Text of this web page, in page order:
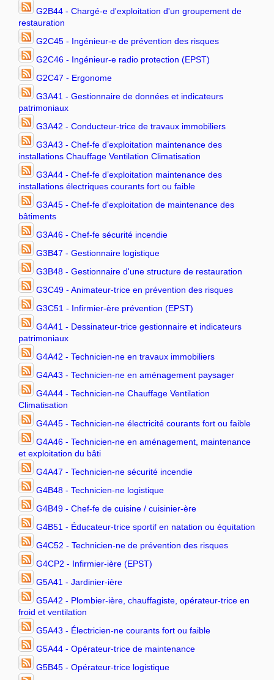
G2B44 - Chargé-e d'exploitation d'un groupement de
restauration
G2C45 - Ingénieur-e de prévention des risques
G2C46 - Ingénieur-e radio protection (EPST)
G2C47 - Ergonome
G3A41 - Gestionnaire de données et indicateurs
patrimoniaux
G3A42 - Conducteur-trice de travaux immobiliers
G3A43 - Chef-fe d’exploitation maintenance des
installations Chauffage Ventilation Climatisation
G3A44 - Chef-fe d’exploitation maintenance des
installations électriques courants fort ou faible
G3A45 - Chef-fe d'exploitation de maintenance des
bâtiments
G3A46 - Chef-fe sécurité incendie
G3B47 - Gestionnaire logistique
G3B48 - Gestionnaire d'une structure de restauration
G3C49 - Animateur-trice en prévention des risques
G3C51 - Infirmier-ère prévention (EPST)
G4A41 - Dessinateur-trice gestionnaire et indicateurs
patrimoniaux
G4A42 - Technicien-ne en travaux immobiliers
G4A43 - Technicien-ne en aménagement paysager
G4A44 - Technicien-ne Chauffage Ventilation
Climatisation
G4A45 - Technicien-ne électricité courants fort ou faible
G4A46 - Technicien-ne en aménagement, maintenance
et exploitation du bâti
G4A47 - Technicien-ne sécurité incendie
G4B48 - Technicien-ne logistique
G4B49 - Chef-fe de cuisine / cuisinier-ère
G4B51 - Éducateur-trice sportif en natation ou équitation
G4C52 - Technicien-ne de prévention des risques
G4CP2 - Infirmier-ière (EPST)
G5A41 - Jardinier-ière
G5A42 - Plombier-ière, chauffagiste, opérateur-trice en
froid et ventilation
G5A43 - Électricien-ne courants fort ou faible
G5A44 - Opérateur-trice de maintenance
G5B45 - Opérateur-trice logistique